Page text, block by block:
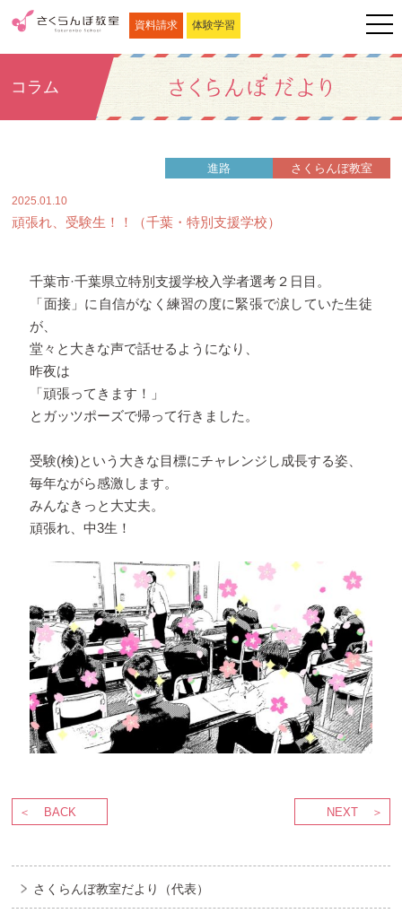
資料請求 体験学習
コラム
さくらんぼ教室
進路
2025.01.10
頑張れ、受験生！！（千葉・特別支援学校）
千葉市·千葉県立特別支援学校入学者選考２日目。
「面接」に自信がなく練習の度に緊張で涙していた生徒
が、
堂々と大きな声で話せるようになり、
昨夜は
「頑張ってきます！」
とガッツポーズで帰って行きました。
受験(検)という大きな目標にチャレンジし成長する姿、
毎年ながら感激します。
みんなきっと大丈夫。
頑張れ、中3生！
BACK NEXT
さくらんぼ教室だより（代表）